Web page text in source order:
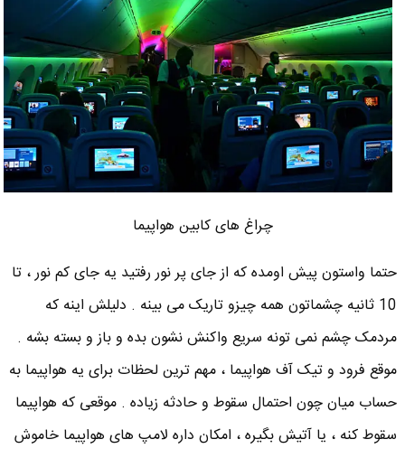
چراغ های کابین هواپیما
حتما واستون پیش اومده که از جای پر نور رفتید یه جای کم نور ، تا
10 ثانیه چشماتون همه چیزو تاریک می بینه . دلیلش اینه که
مردمک چشم نمی تونه سریع واکنش نشون بده و باز و بسته بشه .
موقع فرود و تیک آف هواپیما ، مهم ترین لحظات برای یه هواپیما به
حساب میان چون احتمال سقوط و حادثه زیاده . موقعی که هواپیما
سقوط کنه ، یا آتیش بگیره ، امکان داره لامپ های هواپیما خاموش